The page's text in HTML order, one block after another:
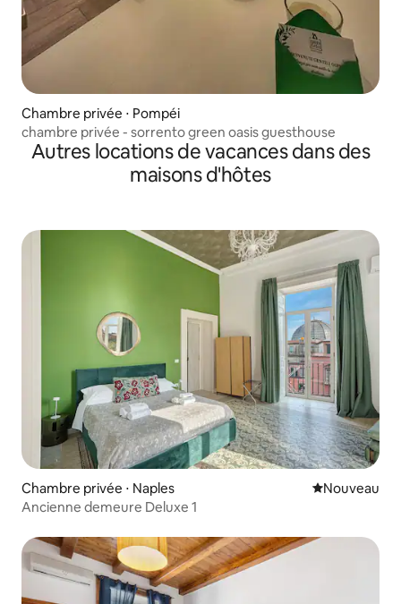
Chambre privée ⋅ Pompéi
chambre privée - sorrento green oasis guesthouse
Autres locations de vacances dans des
maisons d'hôtes
Chambre privée ⋅ Naples Nouvel
Nouveau
Ancienne demeure Deluxe 1